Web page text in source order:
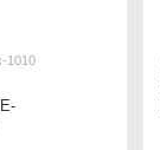
1010